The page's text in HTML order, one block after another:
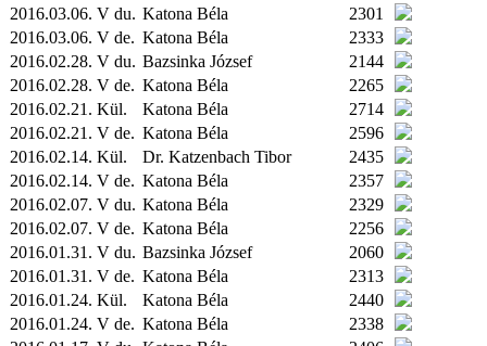
2016.03.06. V du. Katona Béla
2301
2016.03.06. V de. Katona Béla
2333
2016.02.28. V du. Bazsinka József
2144
2016.02.28. V de. Katona Béla
2265
2016.02.21. Kül. Katona Béla
2714
2016.02.21. V de. Katona Béla
2596
2016.02.14. Kül. Dr. Katzenbach Tibor
2435
2016.02.14. V de. Katona Béla
2357
2016.02.07. V du. Katona Béla
2329
2016.02.07. V de. Katona Béla
2256
2016.01.31. V du. Bazsinka József
2060
2016.01.31. V de. Katona Béla
2313
2016.01.24. Kül. Katona Béla
2440
2016.01.24. V de. Katona Béla
2338